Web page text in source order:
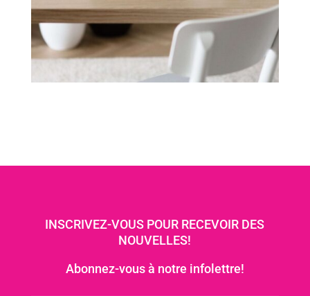
INSCRIVEZ-VOUS POUR RECEVOIR DES
NOUVELLES!
Abonnez-vous à notre infolettre!